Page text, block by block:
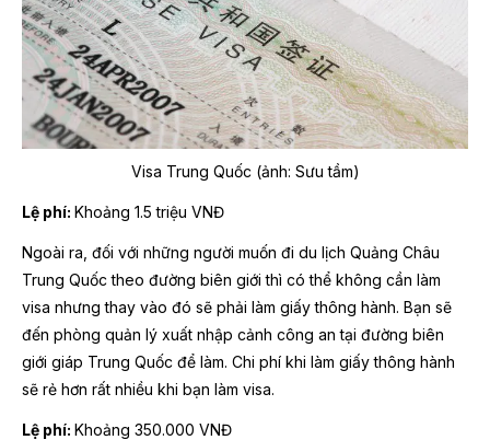
Visa Trung Quốc (ảnh: Sưu tầm)
Lệ phí: Khoảng 1.5 triệu VNĐ
Ngoài ra, đối với những người muốn đi du lịch Quảng Châu
Trung Quốc theo đường biên giới thì có thể không cần làm
visa nhưng thay vào đó sẽ phải làm giấy thông hành. Bạn sẽ
đến phòng quản lý xuất nhập cảnh công an tại đường biên
giới giáp Trung Quốc để làm. Chi phí khi làm giấy thông hành
sẽ rẻ hơn rất nhiều khi bạn làm visa.
Lệ phí: Khoảng 350.000 VNĐ